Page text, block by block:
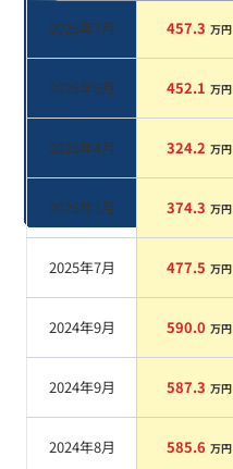
2026年7月 457.3 万円
2026年6月 452.1 万円
2026年4月 324.2 万円
2026年1月 374.3 万円
2025年7月 477.5 万円
2024年9月 590.0 万円
2024年9月 587.3 万円
2024年8月 585.6 万円